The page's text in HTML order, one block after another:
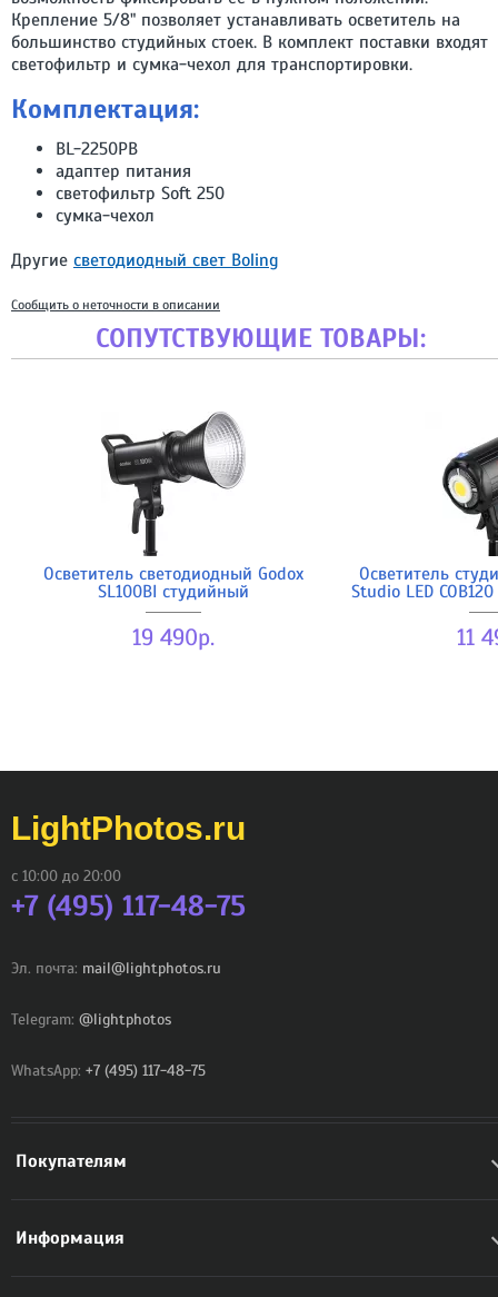
Крепление 5/8" позволяет устанавливать осветитель на
большинство студийных стоек. В комплект поставки входят
светофильтр и сумка-чехол для транспортировки.
Комплектация:
BL-2250PB
адаптер питания
светофильтр Soft 250
сумка-чехол
Другие светодиодный свет Boling
Сообщить о неточности в описании
СОПУТСТВУЮЩИЕ ТОВАРЫ:
Осветитель светодиодный Godox
SL100BI студийный
19 490р.
Осветитель
Studio LED
11
LightPhotos.ru
с 10:00 до 20:00
+7 (495) 117-48-75
Эл. почта: mail@lightphotos.ru
Telegram: @lightphotos
WhatsApp: +7 (495) 117-48-75
Покупателям
Информация